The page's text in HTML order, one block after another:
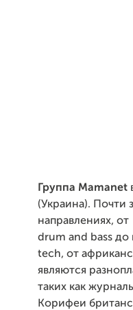
Группа Mamanet
(Украина).
Почти
направлениях, от
drum and bass
tech, от
являются
таких как
Корифеи